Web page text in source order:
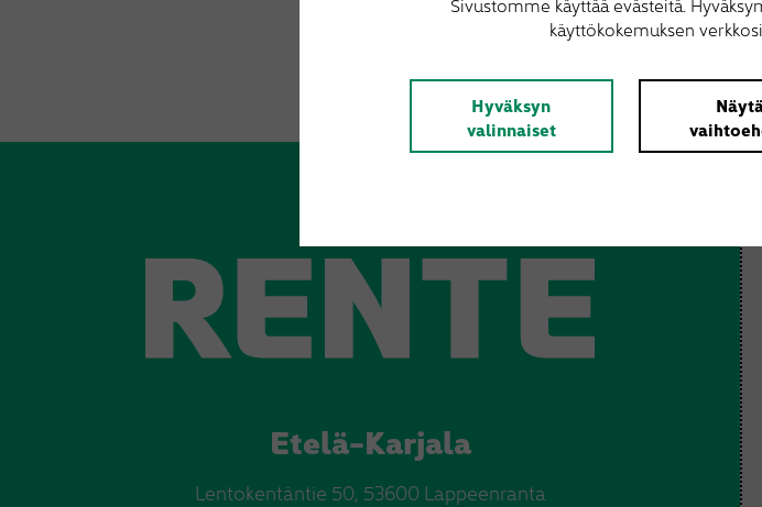
Etelä-Karjala
Lentokentäntie 50, 53600 Lappeenranta
käyttökokemuksen
Hyväksyn
valinnaiset